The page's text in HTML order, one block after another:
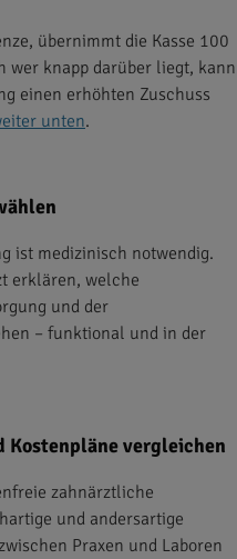
übernimmt die Kasse 100
wer knapp darüber liegt, kann
einen erhöhten Zuschuss
unten.
ist medizinisch notwendig.
erklären, welche
und der
– funktional und in der
vergleichen
zahnärztliche
und andersartige
Praxen und Laboren